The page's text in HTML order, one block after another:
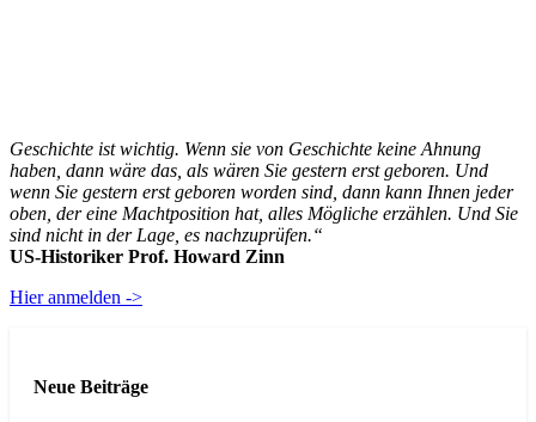
Geschichte ist wichtig. Wenn sie von Geschichte keine Ahnung
haben, dann wäre das, als wären Sie gestern erst geboren. Und
wenn Sie gestern erst geboren worden sind, dann kann Ihnen jeder
oben, der eine Machtposition hat, alles Mögliche erzählen. Und Sie
sind nicht in der Lage, es nachzuprüfen.“
US-Historiker Prof. Howard Zinn
Hier anmelden ->
Neue Beiträge